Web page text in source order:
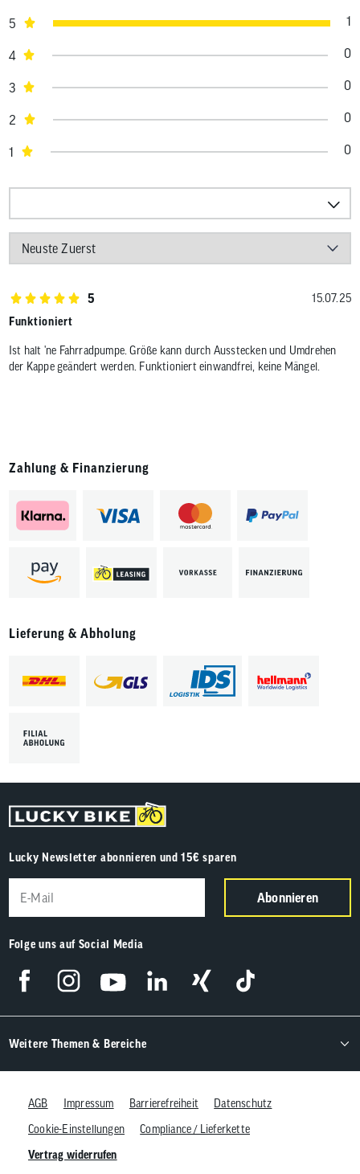
5 1
4 0
3 0
2 0
1 0
5
15.07.25
Funktioniert
Ist halt 'ne Fahrradpumpe. Größe kann durch Ausstecken und Umdrehen
der Kappe geändert werden. Funktioniert einwandfrei, keine Mängel.
Zahlung & Finanzierung
Lieferung & Abholung
Lucky Newsletter abonnieren und 15€ sparen
Abonnieren
Folge uns auf Social Media
Weitere Themen & Bereiche
AGB Impressum Barrierefreiheit
Datenschutz
Cookie-Einstellungen
Compliance / Lieferkette
Vertrag widerrufen